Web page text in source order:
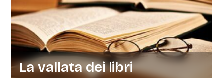
La vallata dei libri